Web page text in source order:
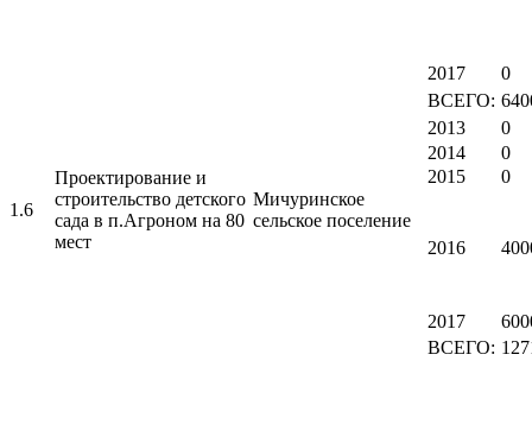
2017 0
1.6
Проектирование и
строительство детского
сада в п.Агроном на 80
мест
Мичуринское
сельское поселение
ВСЕГО:
2013
0
2014
0
2015
0
2016
2017
ВСЕГО: